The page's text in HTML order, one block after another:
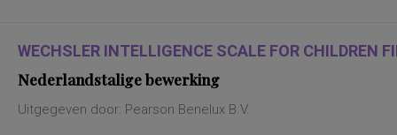
WECHSLER INTELLIGENCE SCALE FOR CHILDREN
Nederlandstalige bewerking
Uitgegeven door: Pearson Benelux B.V.